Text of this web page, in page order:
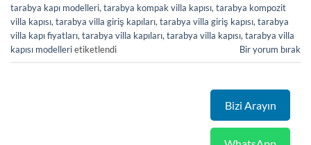
tarabya kapı modelleri, tarabya kompak villa kapısı, tarabya kompozit
villa kapısı, tarabya villa giriş kapıları, tarabya villa giriş kapısı, tarabya
villa kapı fiyatları, tarabya villa kapıları, tarabya villa kapısı, tarabya villa
kapısı modellerietiketlendi Bir yorum bırak
Bizi Arayın